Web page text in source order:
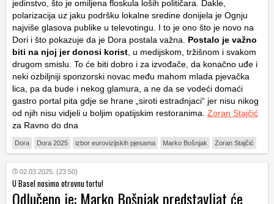
jedinstvo, što je omiljena floskula loših političara. Dakle,
polarizacija uz jaku podršku lokalne sredine donijela je Ognju
najviše glasova publike u televotingu. I to je ono što je novo na
Dori i što pokazuje da je Dora postala važna. Postalo je važno
biti na njoj jer donosi korist , u medijskom, tržišnom i svakom
drugom smislu. To će biti dobro i za izvođače, da konačno uđe i
neki ozbiljniji sponzorski novac među mahom mlada pjevačka
lica, pa da bude i nekog glamura, a ne da se vodeći domaći
gastro portal pita gdje se hrane „siroti estradnjaci“ jer nisu nikog
od njih nisu vidjeli u boljim opatijskim restoranima. Zoran Stajčić
za Ravno do dna
Dora Dora 2025 izbor eurovizijskih pjesama Marko Bošnjak Zoran Stajčić
02.03.2025. (23:50)
U Basel nosimo otrovnu tortu!
Odlučeno je: Marko Bošnjak predstavljat će